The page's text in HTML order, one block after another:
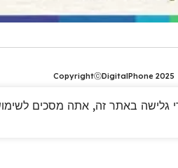
CopyrightⓒDigitalPhone 2025
גלישה באתר זה, אתה מסכים